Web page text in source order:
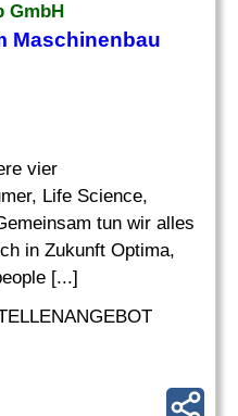
GmbH
Maschinenbau
vier
Life Science,
tun wir alles
in Zukunft Optima,
[...]